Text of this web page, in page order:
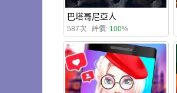
巴塔哥尼亞人
587次 . 評價: 100%